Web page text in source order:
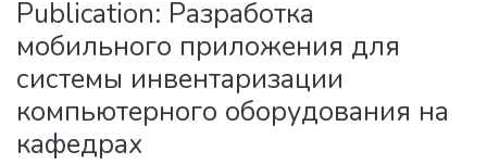
Publication: Разработка
мобильного приложения для
системы инвентаризации
компьютерного оборудования на
кафедрах